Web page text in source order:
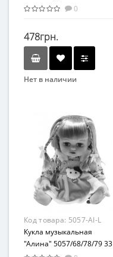
0
478грн.
Нет в наличии
Развивающая игрушка
Возраст
От 3-х лет
Возрастная группа
От 3 лет
Комбинированный
Код товара: 5057-AI-L
Кукла музыкальная
"Алина" 5057/68/78/79 33